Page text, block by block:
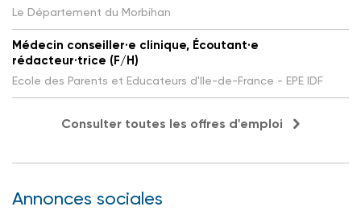
Le Département du Morbihan
Médecin conseiller·e clinique, Écoutant·e
rédacteur·trice (F/H)
Ecole des Parents et Educateurs d'Ile-de-France - EPE IDF
Consulter toutes les offres d'emploi
Annonces sociales